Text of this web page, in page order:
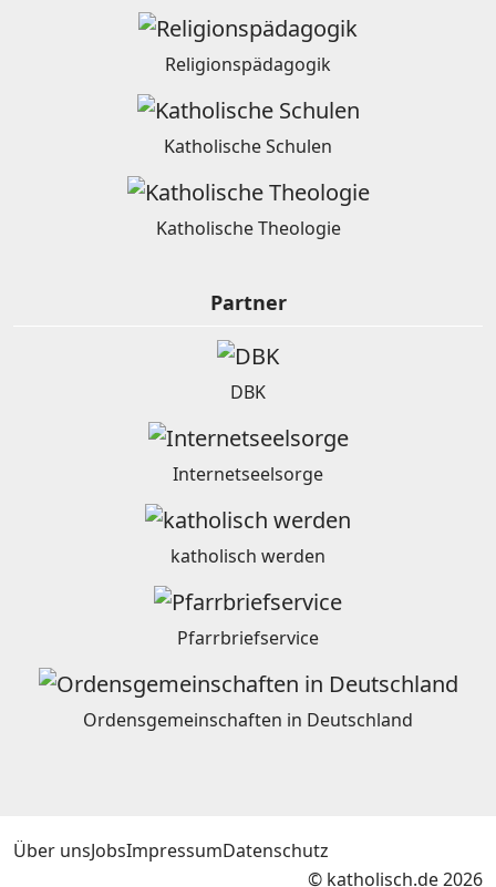
Religionspädagogik
Katholische Schulen
Katholische Theologie
Partner
DBK
Internetseelsorge
katholisch werden
Pfarrbriefservice
Ordensgemeinschaften in Deutschland
Über unsJobsImpressumDatenschutz
© katholisch.de 2026